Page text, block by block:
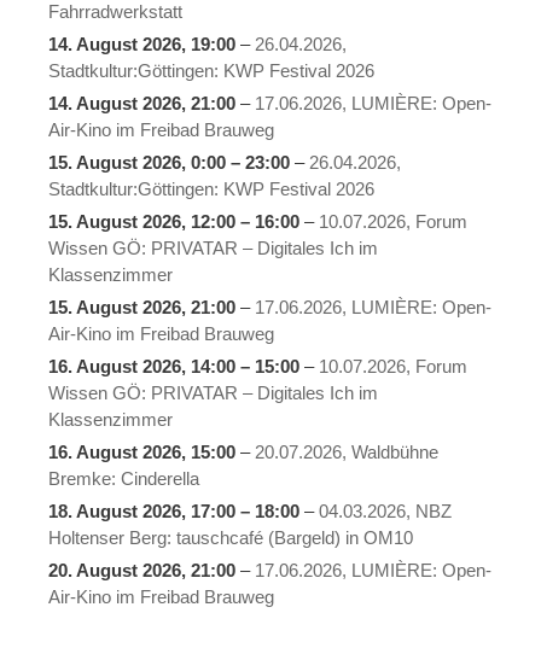
Fahrradwerkstatt
14. August 2026, 19:00 – 26.04.2026,
Stadtkultur:Göttingen: KWP Festival 2026
14. August 2026, 21:00 – 17.06.2026, LUMIÈRE: Open-
Air-Kino im Freibad Brauweg
15. August 2026, 0:00 – 23:00 – 26.04.2026,
Stadtkultur:Göttingen: KWP Festival 2026
15. August 2026, 12:00 – 16:00 – 10.07.2026, Forum
Wissen GÖ: PRIVATAR – Digitales Ich im
Klassenzimmer
15. August 2026, 21:00 – 17.06.2026, LUMIÈRE: Open-
Air-Kino im Freibad Brauweg
16. August 2026, 14:00 – 15:00 – 10.07.2026, Forum
Wissen GÖ: PRIVATAR – Digitales Ich im
Klassenzimmer
16. August 2026, 15:00 – 20.07.2026, Waldbühne
Bremke: Cinderella
18. August 2026, 17:00 – 18:00 –04.03.2026, NBZ
Holtenser Berg: tauschcafé (Bargeld) in OM10
20. August 2026, 21:00 – 17.06.2026, LUMIÈRE: Open-
Air-Kino im Freibad Brauweg